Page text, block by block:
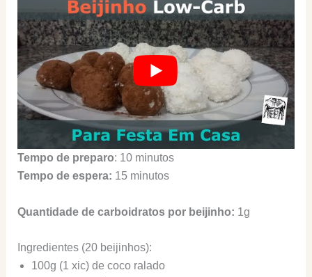
Tempo de preparo: 10 minutos
Tempo de espera: 15 minutos
Quantidade de carboidratos por beijinho: 1g
Ingredientes (20 beijinhos):
100g (1 xic) de coco ralado